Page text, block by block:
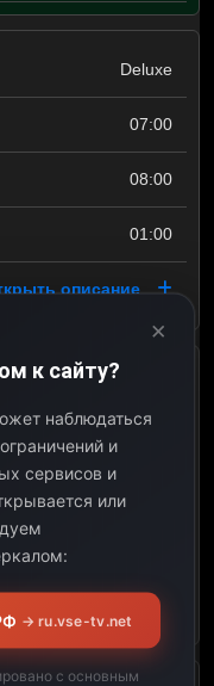
Deluxe
07:00
08:00
01:00
описание
×
к сайту?
наблюдаться
и
сервисов и
или
→ ru.vse-tv.net
с основным